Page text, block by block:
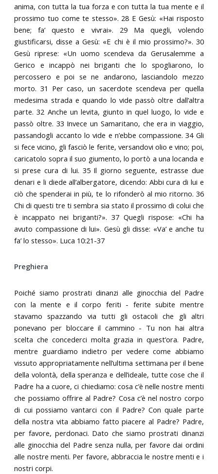
anima, con tutta la tua forza e con tutta la tua mente e il
prossimo tuo come te stesso». 28 E Gesù: «Hai risposto
bene; fa’ questo e vivrai». 29 Ma quegli, volendo
giustificarsi, disse a Gesù: «E chi è il mio prossimo?». 30
Gesù riprese: «Un uomo scendeva da Gerusalemme a
Gerico e incappò nei briganti che lo spogliarono, lo
percossero e poi se ne andarono, lasciandolo mezzo
morto. 31 Per caso, un sacerdote scendeva per quella
medesima strada e quando lo vide passò oltre dall’altra
parte. 32 Anche un levita, giunto in quel luogo, lo vide e
passò oltre. 33 Invece un Samaritano, che era in viaggio,
passandogli accanto lo vide e n’ebbe compassione. 34 Gli
si fece vicino, gli fasciò le ferite, versandovi olio e vino; poi,
caricatolo sopra il suo giumento, lo portò a una locanda e
si prese cura di lui. 35 Il giorno seguente, estrasse due
denari e li diede all’albergatore, dicendo: Abbi cura di lui e
ciò che spenderai in più, te lo rifonderò al mio ritorno. 36
Chi di questi tre ti sembra sia stato il prossimo di colui che
è incappato nei briganti?». 37 Quegli rispose: «Chi ha
avuto compassione di lui». Gesù gli disse: «Va’ e anche tu
fa’ lo stesso». Luca 10:21-37
Preghiera
Poiché siamo prostrati dinanzi alle ginocchia del Padre
con la mente e il corpo feriti - ferite subite mentre
stavamo spazzando via tutti gli ostacoli che gli altri
ponevano per bloccare il cammino - Tu non hai altra
scelta che concederci molta grazia in quest’ora. Padre,
mentre guardiamo indietro per vedere come abbiamo
vissuto appropriatamente nell’ultima settimana per il bene
della volontà, della speranza e dell’ideale, tutte cose che il
Padre ha a cuore, ci chiediamo: cosa c’è nelle nostre menti
che possiamo offrire al Padre? Cosa c’è nel nostro corpo
di cui possiamo vantarci con il Padre? Con quale parte
della nostra vita abbiamo fatto piacere al Padre? Padre,
per favore, perdonaci. Dato che siamo prostrati dinanzi
alle ginocchia del Padre senza nulla, per favore dai ordini
alle nostre menti. Per favore, abbraccia le nostre menti e i
nostri corpi.